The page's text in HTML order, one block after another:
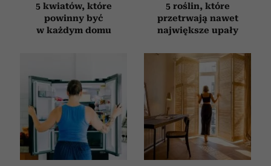
5 kwiatów, które
powinny być
w każdym domu
5 roślin, które
przetrwają nawet
największe upały